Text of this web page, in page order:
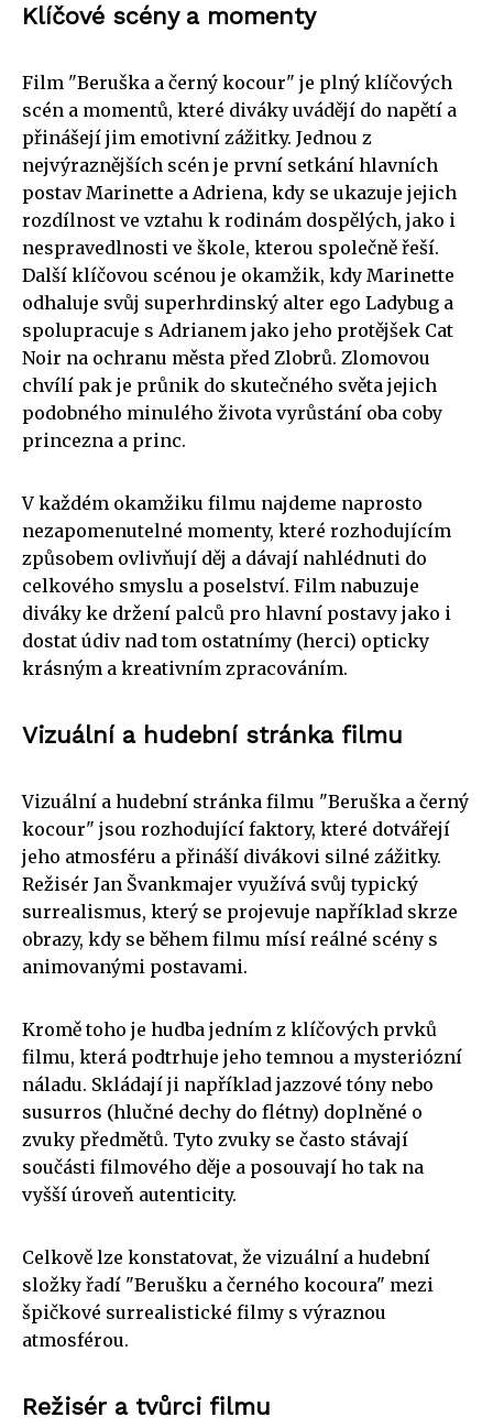
Klíčové scény a momenty
Film "Beruška a černý kocour" je plný klíčových
scén a momentů, které diváky uvádějí do napětí a
přinášejí jim emotivní zážitky. Jednou z
nejvýraznějších scén je první setkání hlavních
postav Marinette a Adriena, kdy se ukazuje jejich
rozdílnost ve vztahu k rodinám dospělých, jako i
nespravedlnosti ve škole, kterou společně řeší.
Další klíčovou scénou je okamžik, kdy Marinette
odhaluje svůj superhrdinský alter ego Ladybug a
spolupracuje s Adrianem jako jeho protějšek Cat
Noir na ochranu města před Zlobrů. Zlomovou
chvílí pak je průnik do skutečného světa jejich
podobného minulého života vyrůstání oba coby
princezna a princ.
V každém okamžiku filmu najdeme naprosto
nezapomenutelné momenty, které rozhodujícím
způsobem ovlivňují děj a dávají nahlédnuti do
celkového smyslu a poselství. Film nabuzuje
diváky ke držení palců pro hlavní postavy jako i
dostat údiv nad tom ostatnímy (herci) opticky
krásným a kreativním zpracováním.
Vizuální a hudební stránka filmu
Vizuální a hudební stránka filmu "Beruška a černý
kocour" jsou rozhodující faktory, které dotvářejí
jeho atmosféru a přináší divákovi silné zážitky.
Režisér Jan Švankmajer využívá svůj typický
surrealismus, který se projevuje například skrze
obrazy, kdy se během filmu mísí reálné scény s
animovanými postavami.
Kromě toho je hudba jedním z klíčových prvků
filmu, která podtrhuje jeho temnou a mysteriózní
náladu. Skládají ji například jazzové tóny nebo
susurros (hlučné dechy do flétny) doplněné o
zvuky předmětů. Tyto zvuky se často stávají
součásti filmového děje a posouvají ho tak na
vyšší úroveň autenticity.
Celkově lze konstatovat, že vizuální a hudební
složky řadí "Berušku a černého kocoura" mezi
špičkové surrealistické filmy s výraznou
atmosférou.
Režisér a tvůrci filmu